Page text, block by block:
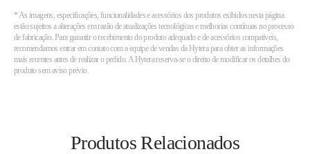
* As imagens, especificações, funcionalidades e acessórios dos produtos exibidos nesta página
estão sujeitos a alterações em razão de atualizações tecnológicas e melhorias contínuas no processo
de fabricação. Para garantir o recebimento do produto adequado e de acessórios compatíveis,
recomendamos entrar em contato com a equipe de vendas da Hytera para obter as informações
mais recentes antes de realizar o pedido. A Hytera reserva-se o direito de modificar os detalhes do
produto sem aviso prévio.
Produtos Relacionados